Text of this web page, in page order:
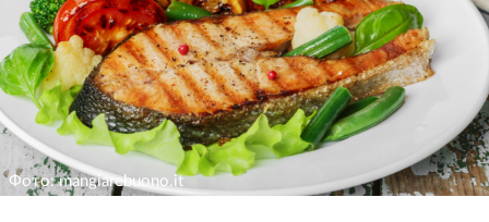
Фото: mangiarebuono.it